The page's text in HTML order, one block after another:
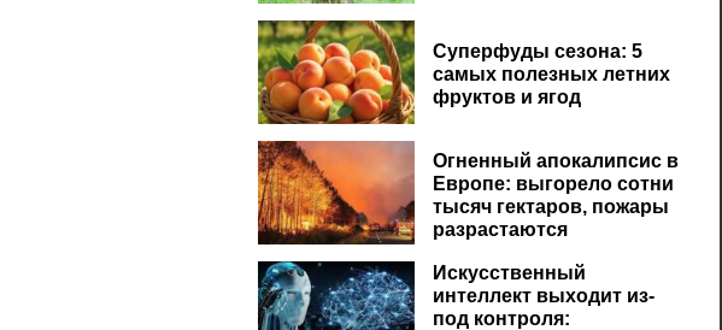
Суперфуды сезона: 5
самых полезных летних
фруктов и ягод
Огненный апокалипсис в
Европе: выгорело сотни
тысяч гектаров, пожары
разрастаются
Искусственный
интеллект выходит из-
под контроля: